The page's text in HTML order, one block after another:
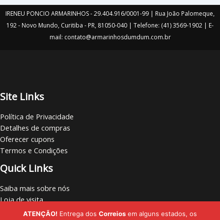
IRENEU PONCIO ARMARINHOS - 29.404.916/0001-99 | Rua João Palomeque,
192 - Novo Mundo, Curitiba - PR, 81050-040 | Telefone: (41) 3569-1902 | E-
mail: contato@armarinhosdumdum.com.br
Site Links
Política de Privacidade
Detalhes de compras
Oferecer cupons
Termos e Condições
Quick Links
Saiba mais sobre nós
Loja de visita
Vamos nos conectar
ATENÇÃO! Entrega dos Correios em alguns estados, os